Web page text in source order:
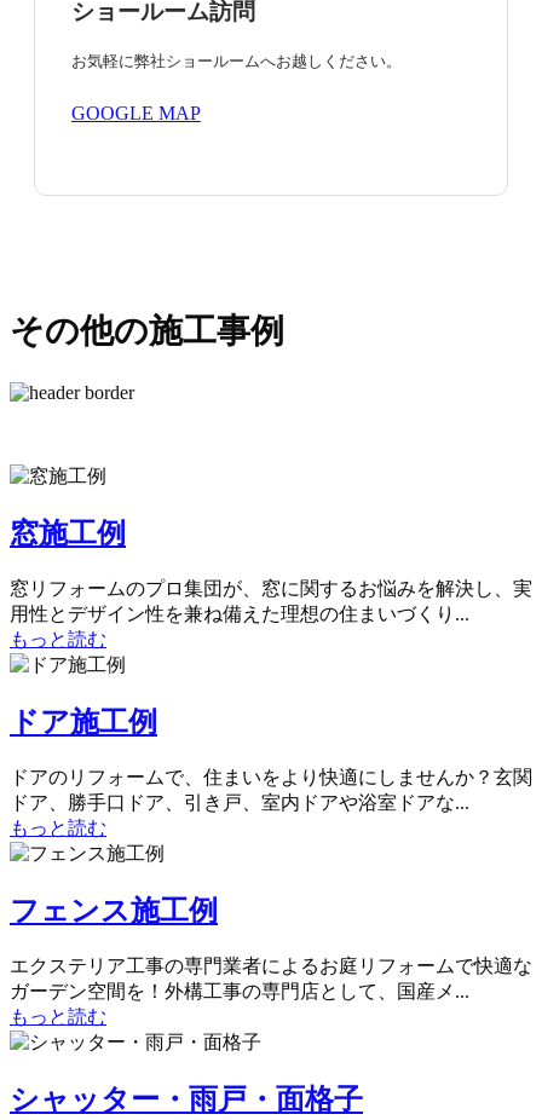
ショールーム訪問
お気軽に弊社ショールームへお越しください。
GOOGLE MAP
その他の施工事例
窓施工例
窓リフォームのプロ集団が、窓に関するお悩みを解決し、実
用性とデザイン性を兼ね備えた理想の住まいづくり...
もっと読む
ドア施工例
ドアのリフォームで、住まいをより快適にしませんか？玄関
ドア、勝手口ドア、引き戸、室内ドアや浴室ドアな...
もっと読む
フェンス施工例
エクステリア工事の専門業者によるお庭リフォームで快適な
ガーデン空間を！外構工事の専門店として、国産メ...
もっと読む
シャッター・雨戸・面格子